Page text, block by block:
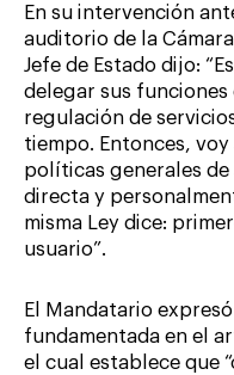
En su intervención
auditorio de la
Jefe de Estado dijo:
delegar sus funciones
regulación de
tiempo. Entonces,
políticas generales
directa y
misma Ley dice:
usuario”.
El Mandatario
fundamentada en el
el cual establece que